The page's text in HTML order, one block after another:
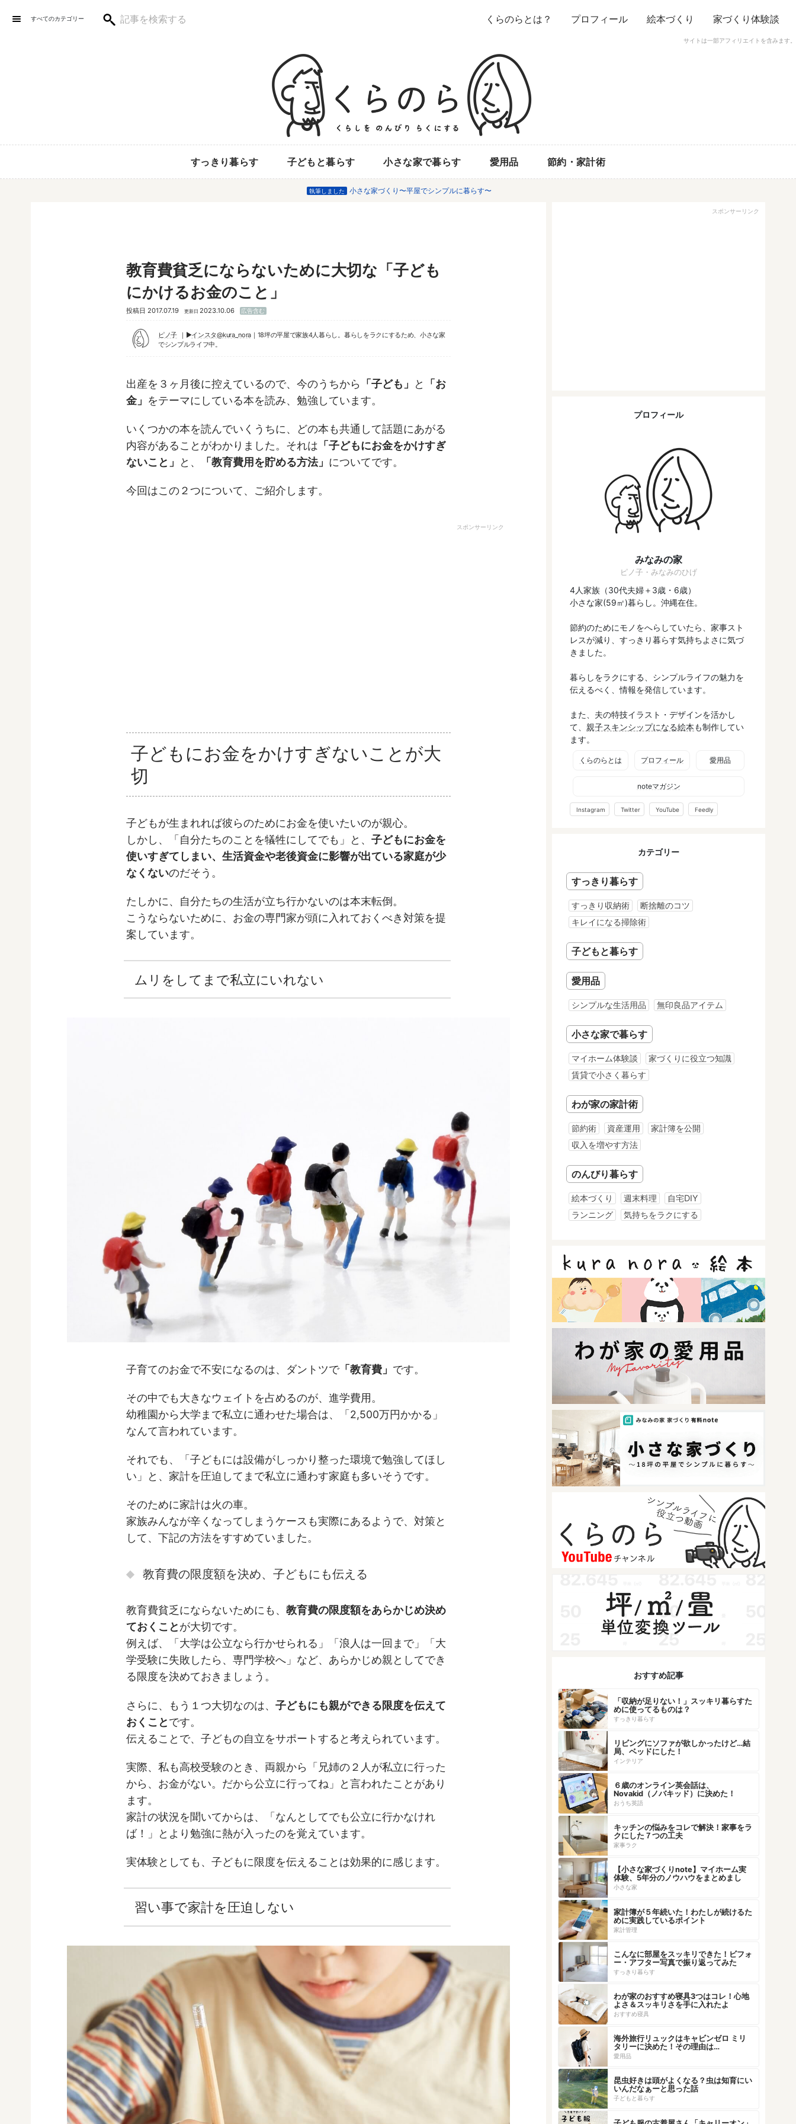
サイトは一部アフィリエイトを含みます。
すべてのカテゴリー くらのらとは？ プロフィール 絵本づくり 家づくり体験談
すっきり暮らす 子どもと暮らす 小さな家で暮らす 愛用品 節約・家計術
執筆しました 小さな家づくり〜平屋でシンプルに暮らす〜
教育費貧乏にならないために大切な「子ども
にかけるお金のこと」
投稿日 2017.07.19 更新日 2023.10.06 広告含む
ピノ子 ▶︎インスタ@kura_nora｜18坪の平屋で家族4人暮らし。暮らしをラクにするため、小さな家
でシンプルライフ中。
出産を３ヶ月後に控えているので、今のうちから 「子ども」 と
「お
金」 をテーマにしている本を読み、勉強しています。
いくつかの本を読んでいくうちに、どの本も共通して話題にあがる
内容があることがわかりました。それは 「子どもにお金をかけすぎ
ないこと」
と、 「教育費用を貯める方法」 についてです。
今回はこの２つについて、ご紹介します。
スポンサーリンク
子どもにお金をかけすぎないことが大
切
子どもが生まれれば彼らのためにお金を使いたいのが親心。
しかし、「自分たちのことを犠牲にしてでも」と、 子どもにお金を
使いすぎてしまい、生活資金や老後資金に影響が出ている家庭が少
なくないのだそう。
たしかに、自分たちの生活が立ち行かないのは本末転倒。
こうならないために、お金の専門家が頭に入れておくべき対策を提
案しています。
ムリをしてまで私立にいれない
子育てのお金で不安になるのは、ダントツで「教育費」 です。
その中でも大きなウェイトを占めるのが、進学費用。
幼稚園から大学まで私立に通わせた場合は、「2,500万円かかる」
なんて言われています。
それでも、「子どもには設備がしっかり整った環境で勉強してほし
い」と、家計を圧迫してまで私立に通わす家庭も多いそうです。
そのために家計は火の車。
家族みんなが辛くなってしまうケースも実際にあるようで、対策と
して、下記の方法をすすめていました。
教育費の限度額を決め、子どもにも伝える
教育費貧乏にならないためにも、 教育費の限度額をあらかじめ決め
ておくことが大切です。
例えば、「大学は公立なら行かせられる」「浪人は一回まで」「大
学受験に失敗したら、専門学校へ」など、あらかじめ親としてでき
る限度を決めておきましょう。
さらに、もう１つ大切なのは、 子どもにも親ができる限度を伝えて
おくことです。
伝えることで、子どもの自立をサポートすると考えられています。
実際、私も高校受験のとき、両親から「兄姉の２人が私立に行った
から、お金がない。だから公立に行ってね」と言われたことがあり
ます。
家計の状況を聞いてからは、「なんとしてでも公立に行かなけれ
ば！」とより勉強に熱が入ったのを覚えています。
実体験としても、子どもに限度を伝えることは効果的に感じます。
習い事で家計を圧迫しない
スポンサーリンク
プロフィール
みなみの家
ピノ子・みなみのひげ
4人家族（30代夫婦＋3歳・6歳）
小さな家(59㎡)暮らし。沖縄在住。
節約のためにモノをへらしていたら、家事スト
レスが減り、すっきり暮らす気持ちよさに気づ
きました。
暮らしをラクにする、シンプルライフの魅力を
伝えるべく、情報を発信しています。
また、夫の特技イラスト・デザインを活かし
て、 親子スキンシップになる絵本も制作してい
ます。
くらのらとは プロフィール 愛用品
noteマガジン
Instagram Twitter YouTube Feedly
カテゴリー
すっきり暮らす
すっきり収納術
断捨離のコツ
キレイになる掃除術
子どもと暮らす
愛用品
シンプルな生活用品 無印良品アイテム
小さな家で暮らす
マイホーム体験談
家づくりに役立つ知識
賃貸で小さく暮らす
わが家の家計術
節約術 資産運用
家計簿を公開
収入を増やす方法
のんびり暮らす
絵本づくり 週末料理
自宅DIY
ランニング
気持ちをラクにする
おすすめ記事
「収納が足りない！」スッキリ暮らすた
めに使ってるものは？
すっきり暮らす
リビングにソファが欲しかったけど…結
局、ベッドにした！
インテリア
６歳のオンライン英会話は、
Novakid（ノバキッド）に決めた！
おうち英語
キッチンの悩みをコレで解決！家事をラ
クにした７つの工夫
家事ラク
【小さな家づくりnote】マイホーム実
体験、5年分のノウハウをまとめまし
た！
小さな家
家計簿が５年続いた！わたしが続けるた
めに実践しているポイント
家計管理
こんなに部屋をスッキリできた！ビフォ
ー・アフター写真で振り返ってみた
すっきり暮らす
わが家のおすすめ寝具3つはコレ！心地
よさ＆スッキリさを手に入れたよ
おすすめ寝具
海外旅行リュックはキャビンゼロ ミリ
タリーに決めた！その理由は…
愛用品
昆虫好きは頭がよくなる？虫は知育にい
いんだなぁーと思った話
子どもと暮らす